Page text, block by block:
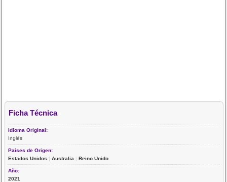
Ficha Técnica
Idioma Original:
Inglés
Paises de Origen:
Estados Unidos |Australia |Reino Unido
Año:
2021